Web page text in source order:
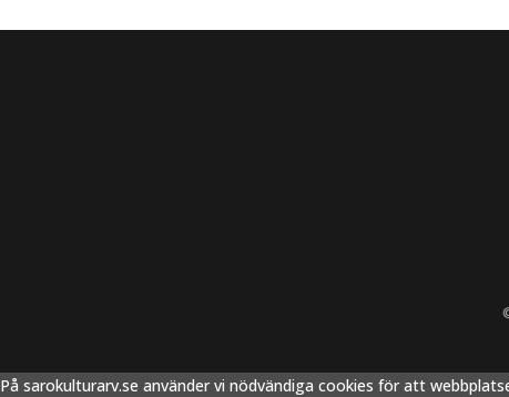
På sarokulturarv.se använder vi nödvändiga cookies för att